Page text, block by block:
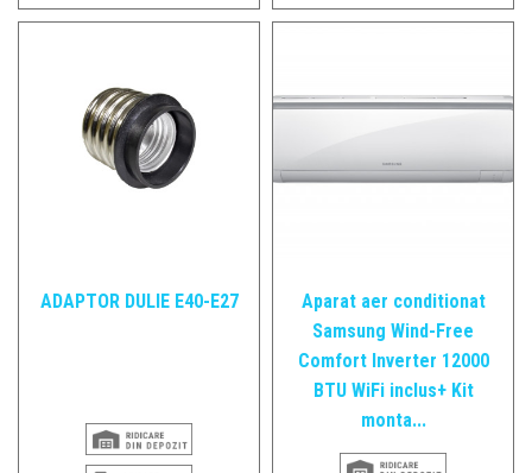
ADAPTOR DULIE E40-E27
Aparat aer conditionat
Samsung Wind-Free
Comfort Inverter 12000
BTU WiFi inclus+ Kit
monta...